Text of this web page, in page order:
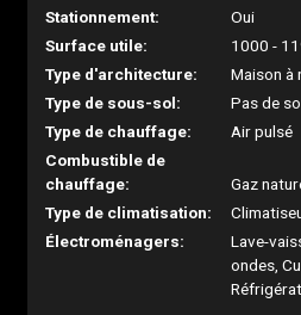
Stationnement:
Oui
Surface utile:
1000 -
Type d'architecture:
Maison à
Type de sous-sol:
Pas de
Type de chauffage:
Air pulsé
Combustible de
chauffage:
Gaz
Type de climatisation:
Électroménagers:
Lave-
ondes,